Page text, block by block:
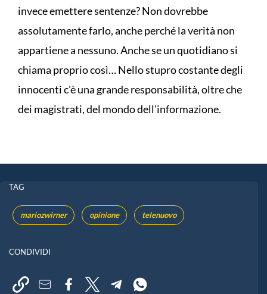
invece emettere sentenze? Non dovrebbe
assolutamente farlo, anche perché la verità non
appartiene a nessuno. Anche se un quotidiano si
chiama proprio così… Nello stupro costante degli
innocenti c'è una grande responsabilità, oltre che
dei magistrati, del mondo dell'informazione.
TAG
mariozwirner opinione telenuovo
CONDIVIDI